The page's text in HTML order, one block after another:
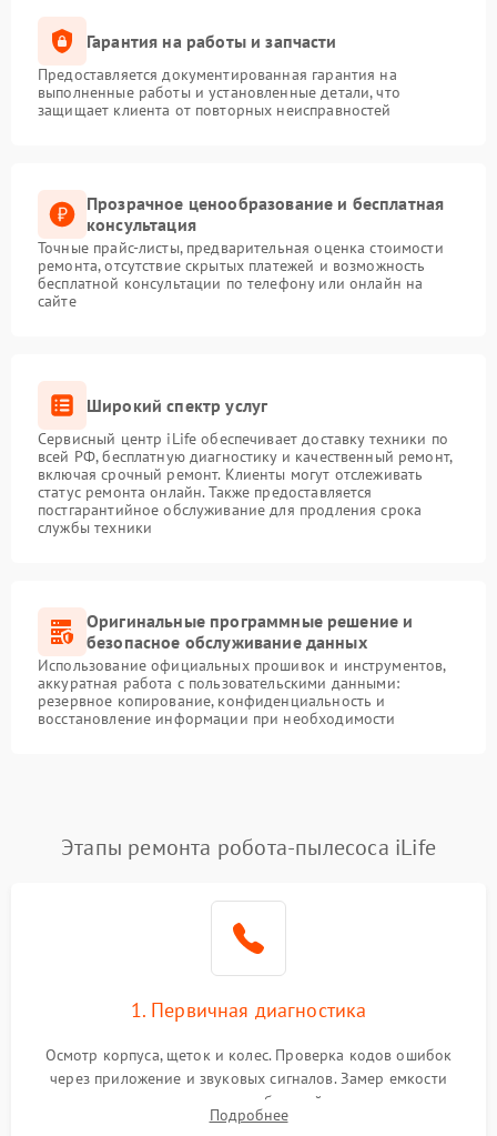
Гарантия на работы и запчасти
Предоставляется документированная гарантия на
выполненные работы и установленные детали, что
защищает клиента от повторных неисправностей
Прозрачное ценообразование и бесплатная
консультация
Точные прайс-листы, предварительная оценка стоимости
ремонта, отсутствие скрытых платежей и возможность
бесплатной консультации по телефону или онлайн на
сайте
Широкий спектр услуг
Сервисный центр iLife обеспечивает доставку техники по
всей РФ, бесплатную диагностику и качественный ремонт,
включая срочный ремонт. Клиенты могут отслеживать
статус ремонта онлайн. Также предоставляется
постгарантийное обслуживание для продления срока
службы техники
Оригинальные программные решение и
безопасное обслуживание данных
Использование официальных прошивок и инструментов,
аккуратная работа с пользовательскими данными:
резервное копирование, конфиденциальность и
восстановление информации при необходимости
Этапы ремонта робота-пылесоса iLife
1. Первичная диагностика
Осмотр корпуса, щеток и колес. Проверка кодов ошибок
через приложение и звуковых сигналов. Замер емкости
аккумулятора и тестирование базовой станции зарядки.
Оценка работы лидара, бампера и датчиков падения для
Подробнее